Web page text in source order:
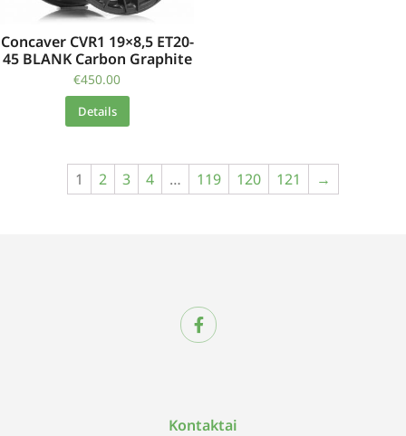
Concaver CVR1 19×8,5 ET20-
45 BLANK Carbon Graphite
€450.00
Details
1 2 3 4 … 119 120 121 →
Kontaktai